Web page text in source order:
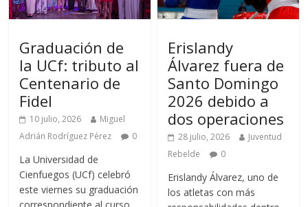
Graduación de
la UCf: tributo al
Centenario de
Fidel
10 julio, 2026
Miguel
Adrián Rodríguez Pérez
0
La Universidad de
Cienfuegos (UCf) celebró
este viernes su graduación
Erislandy
Álvarez fuera de
Santo Domingo
2026 debido a
dos operaciones
28 julio, 2026
Juventud
Rebelde
0
Erislandy Álvarez, uno de
los atletas con más